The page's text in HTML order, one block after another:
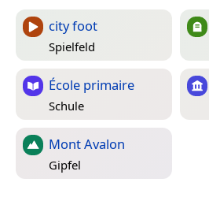
city foot
Spielfeld
École primaire
Schule
Mont Avalon
Gipfel